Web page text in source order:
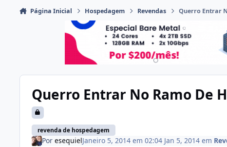
Página Inicial Hospedagem Revendas Querro Entrar
Querro Entrar No Ramo De
revenda de hospedagem
Por esequielJaneiro 5, 2014 em 02:04 Jan 5, 2014em